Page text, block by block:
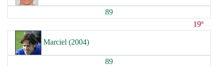
89
19º
Marciel (2004)
89